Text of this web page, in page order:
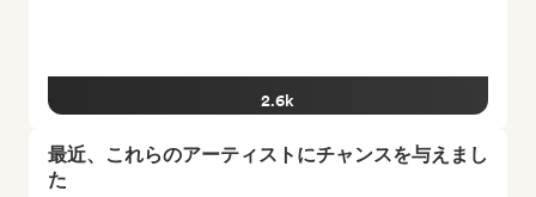
2.6k
最近、これらのアーティストにチャンスを与えまし
た